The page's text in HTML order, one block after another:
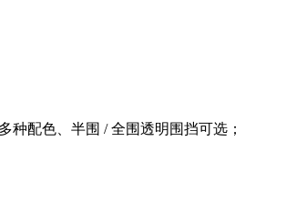
种配色、半围 / 全围透明围挡可选；